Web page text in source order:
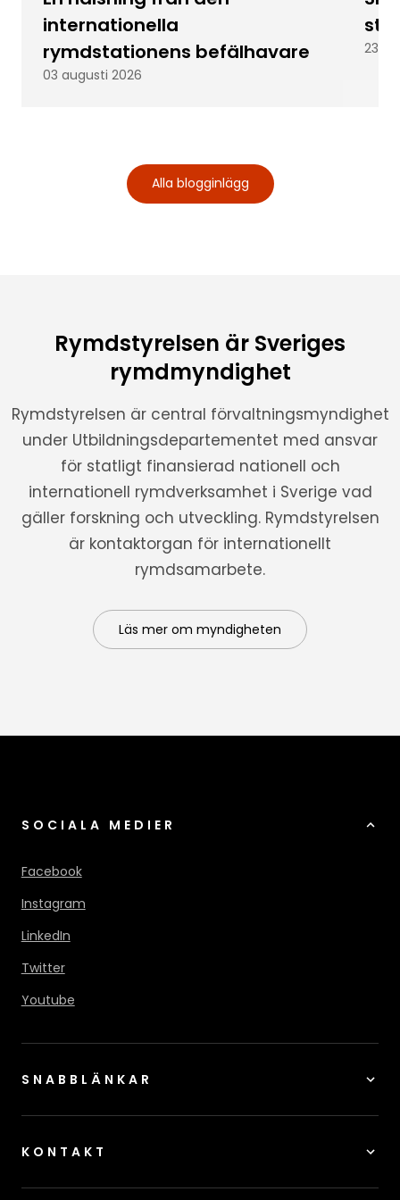
internationella
rymdstationens befälhavare
03 augusti 2026
23
Alla blogginlägg
Rymdstyrelsen är Sveriges
rymdmyndighet
Rymdstyrelsen är central förvaltningsmyndighet
under Utbildningsdepartementet med ansvar
för statligt finansierad nationell och
internationell rymdverksamhet i Sverige vad
gäller forskning och utveckling. Rymdstyrelsen
är kontaktorgan för internationellt
rymdsamarbete.
Läs mer om myndigheten
SOCIALA MEDIER
Facebook
Instagram
LinkedIn
Twitter
Youtube
SNABBLÄNKAR
KONTAKT